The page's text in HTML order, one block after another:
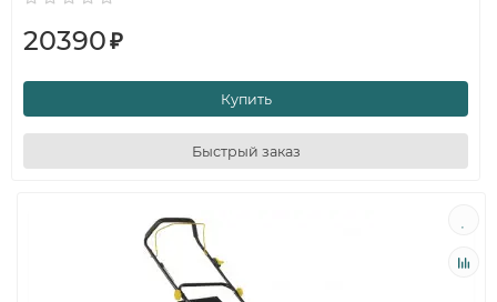
20390₽
Купить
Быстрый заказ